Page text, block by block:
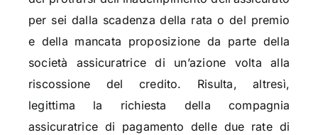
per sei dalla scadenza della rata o del premio
e della mancata proposizione da parte della
società assicuratrice di un’azione volta alla
riscossione del credito. Risulta, altresì,
legittima la richiesta della compagnia
assicuratrice di pagamento delle due rate di